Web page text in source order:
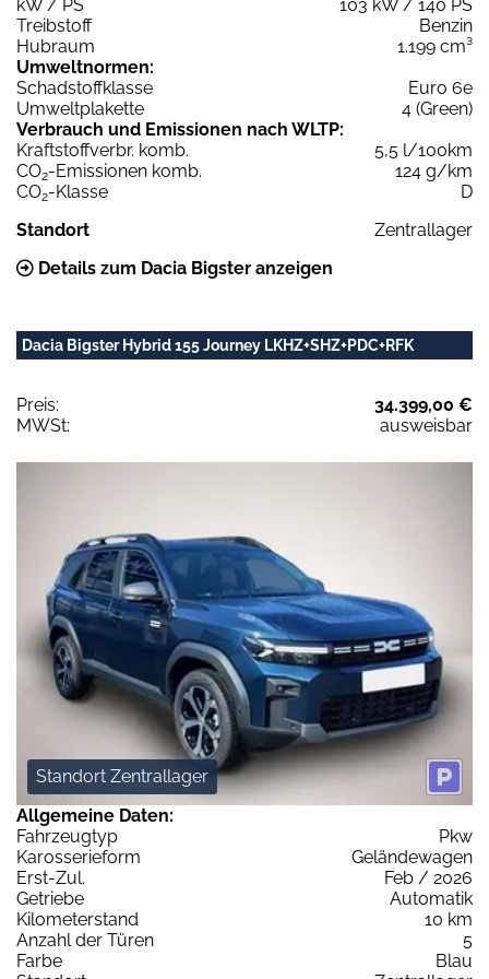
kW / PS
103 kW / 140 PS
Treibstoff
Benzin
Hubraum
1.199 cm³
Umweltnormen:
Schadstoffklasse
Euro 6e
Umweltplakette
4 (Green)
Verbrauch und Emissionen nach WLTP:
Kraftstoffverbr. komb.
5,5 l/100km
CO2-Emissionen komb.
124 g/km
CO2-Klasse
D
Standort
Zentrallager
Details zum Dacia Bigster anzeigen
Dacia Bigster Hybrid 155 Journey LKHZ+SHZ+PDC+RFK
Preis:
34.399,00 €
MWSt:
ausweisbar
Standort Zentrallager
Allgemeine Daten:
Fahrzeugtyp
Pkw
Karosserieform
Geländewagen
Erst-Zul.
Feb / 2026
Getriebe
Automatik
Kilometerstand
10 km
Anzahl der Türen
5
Farbe
Blau